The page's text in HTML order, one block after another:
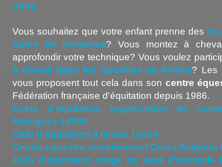
nous.
Vous souhaitez que votre enfant prenne des
Salon de Provence? Vous montez à
approfondir votre technique? Vous voulez
à cheval dans les Bouches du Rhône? Les
vous proposent tout cela dans son centre
Fédération française d'équitation depuis 1986.
Ecole d'équitation organisation de
Martigues 13500
Club d'équitation à Grans 13450
Centre équestre entrainement Cross Avignon
Club d'équitation stage de saut d'obstacle